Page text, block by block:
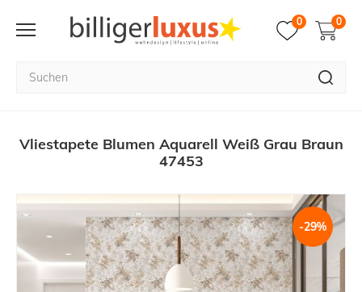
0 0
Vliestapete Blumen Aquarell Weiß Grau Braun
47453
-29%